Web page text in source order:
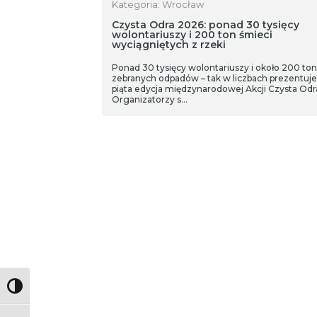
Toggle High Contrast
Kategoria: Wrocław
Czysta Odra 2026: ponad 30 tysięcy
wolontariuszy i 200 ton śmieci
wyciągniętych z rzeki
Ponad 30 tysięcy wolontariuszy i około 200 ton
zebranych odpadów – tak w liczbach
piąta edycja międzynarodowej Akcji Czysta
Organizatorzy s…